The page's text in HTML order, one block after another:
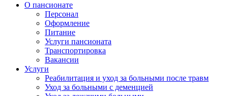
О пансионате
Персонал
Оформление
Питание
Услуги пансионата
Транспортировка
Вакансии
Услуги
Реабилитация и уход за больными после травм
Уход за больными с деменцией